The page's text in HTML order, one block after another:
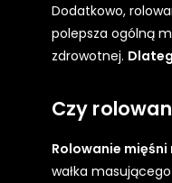
Dodatkowo,
polepsza ogólną
zdrowotnej.
Czy
Rolowanie
wałka